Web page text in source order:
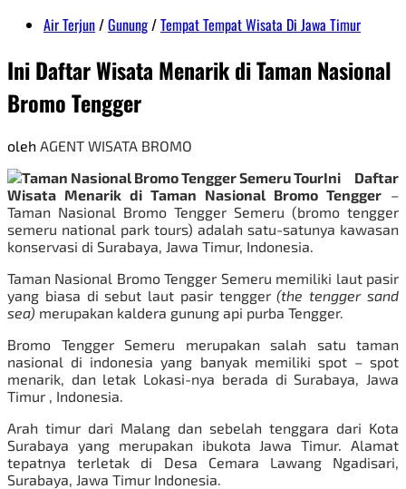
Air Terjun/Gunung/Tempat Tempat Wisata Di Jawa Timur
Ini Daftar Wisata Menarik di Taman Nasional
Bromo Tengger
oleh AGENT WISATA BROMO
Ini Daftar
Wisata Menarik di Taman Nasional Bromo Tengger –
Taman Nasional Bromo Tengger Semeru (bromo tengger
semeru national park tours) adalah satu-satunya kawasan
konservasi di Surabaya, Jawa Timur, Indonesia.
Taman Nasional Bromo Tengger Semeru memiliki laut pasir
yang biasa di sebut laut pasir tengger(the tengger sand
sea) merupakan kaldera gunung api purba Tengger.
Bromo Tengger Semeru merupakan salah satu taman
nasional di indonesia yang banyak memiliki spot – spot
menarik, dan letak Lokasi-nya berada di Surabaya, Jawa
Timur , Indonesia.
Arah timur dari Malang dan sebelah tenggara dari Kota
Surabaya yang merupakan ibukota Jawa Timur. Alamat
tepatnya terletak di Desa Cemara Lawang Ngadisari,
Surabaya, Jawa Timur Indonesia.